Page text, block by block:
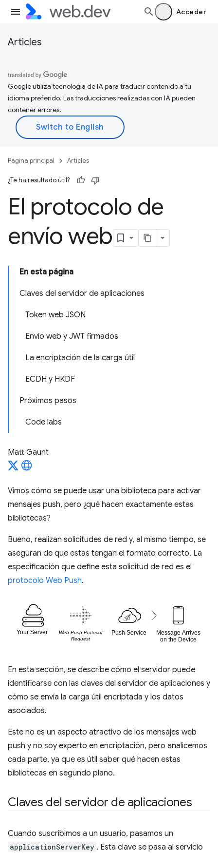
Acceder
Articles
Google utiliza tecnología de IA para traducir contenido a tu
idioma preferido. Las traducciones realizadas con IA pueden
contener errores.
Página principal Articles
¿Te ha resultado útil?
El protocolo de
envío web
En esta página
Claves del servidor de aplicaciones
Token web JSON
Envío web y JWT firmados
La encriptación de la carga útil
ECDH y HKDF
Próximos pasos
Code labs
Matt Gaunt
Vimos cómo se puede usar una biblioteca para activar
mensajes push, pero ¿qué hacen exactamente estas
bibliotecas?
Bueno, realizan solicitudes de red y, al mismo tiempo, se
aseguran de que estas tengan el formato correcto. La
especificación que define esta solicitud de red es el
protocolo Web Push.
En esta sección, se describe cómo el servidor puede
identificarse con las claves del servidor de aplicaciones y
cómo se envía la carga útil encriptada y los datos
asociados.
Este no es un aspecto atractivo de los mensajes web
push y no soy experto en encriptación, pero analicemos
cada parte, ya que es útil saber qué hacen estas
bibliotecas en segundo plano.
Claves del servidor de aplicaciones
Cuando suscribimos a un usuario, pasamos un
applicationServerKey . Esta clave se pasa al servicio